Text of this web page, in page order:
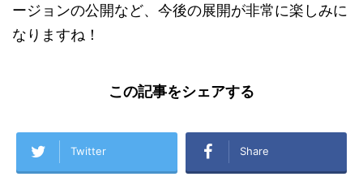
ージョンの公開など、今後の展開が非常に楽しみに
なりますね！
この記事をシェアする
Twitter Share